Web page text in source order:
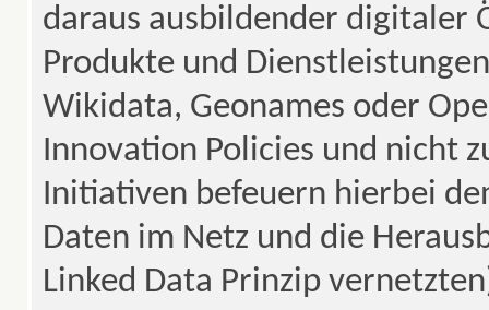
daraus ausbildender digitaler
Produkte und
Wikidata, Geonames oder
Innovation Policies und nicht
Initiativen befeuern hierbei
Daten im Netz und die
Linked Data Prinzip